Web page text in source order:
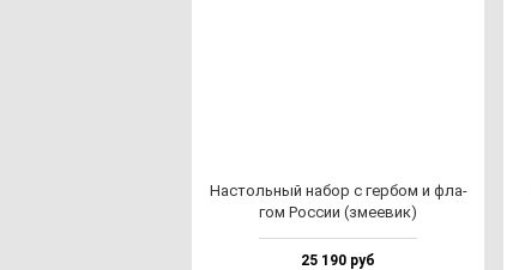
Нас­толь­ный на­бор с гер­бом и фла­
гом Рос­сии (зме­евик)
25 190 руб